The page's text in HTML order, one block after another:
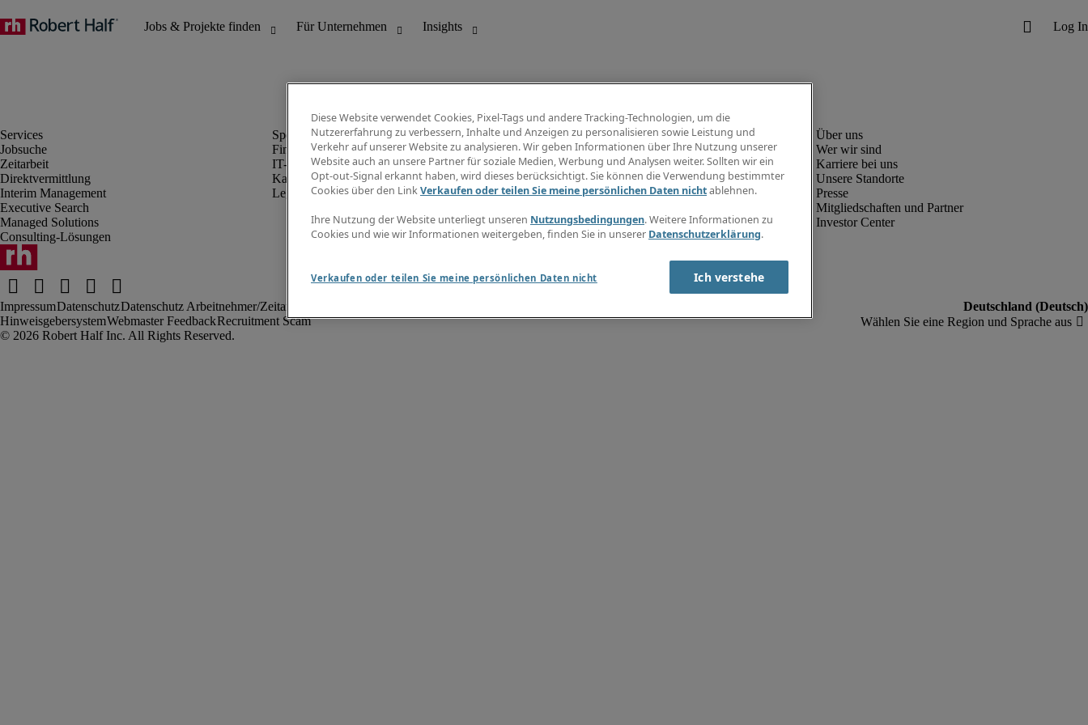
Jobsuche
Zeitarbeit
Direktvermittlung
Interim Management
Executive Search
Managed Solutions
Consulting-Lösungen
Finanz- & Rechnungswesen
IT-Bereich
Kaufmännischer Bereich
Legal
Info Center
Jobübersicht
Gehaltsübersicht
E-Learning
Wer wir sind
Karriere bei uns
Unsere Standorte
Presse
Mitgliedschaften und Partner
Investor Center
ImpressumDatenschutzDatenschutz Arbeitnehmer/Zeitarbeitskräfte
HinweisgebersystemWebmaster FeedbackRecruitment Scam
Diese Website verwendet Cookies, Pixel-Tags und andere Tracking-Technologien, um die
Nutzererfahrung zu verbessern, Inhalte und Anzeigen zu personalisieren sowie Leistung und
Verkehr auf unserer Website zu analysieren. Wir geben Informationen über Ihre Nutzung unserer
Website auch an unsere Partner für soziale Medien, Werbung und Analysen weiter. Sollten wir ein
Opt-out-Signal erkannt haben, wird dieses berücksichtigt. Sie können die Verwendung bestimmter
Cookies über den LinkVerkaufen oder teilen Sie meine persönlichen Daten nichtablehnen.
Ihre Nutzung der Website unterliegt unseren Nutzungsbedingungen. Weitere Informationen zu
Cookies und wie wir Informationen weitergeben, finden Sie in unserer Datenschutzerklärung.
Verkaufen oder teilen Sie meine persönlichen Daten nicht Ich verstehe